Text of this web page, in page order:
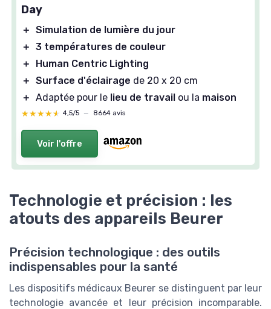
Day
＋ Simulation de lumière du jour
＋ 3 températures de couleur
＋
Human Centric Lighting
＋ Surface d'éclairage de 20 x 20 cm
＋ Adaptée pour le lieu de travail ou la maison
★★★★★
★★★★★ 4,5/5 — 8664 avis
Voir l'offre
Technologie et précision : les
atouts des appareils Beurer
Précision technologique : des outils
indispensables pour la santé
Les dispositifs médicaux Beurer se distinguent par leur
technologie avancée et leur précision incomparable.